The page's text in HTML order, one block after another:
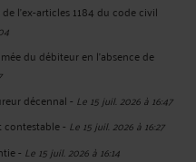
l'ex-articles 1184 du code civil
du débiteur en l'absence de
décennal- Le 15 juil. 2026 à 16:47
- Le 15 juil. 2026 à 16:27
- Le 15 juil. 2026 à 16:14